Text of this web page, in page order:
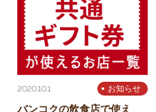
2020.10.1 お知らせ
バンコクの飲食店で使え